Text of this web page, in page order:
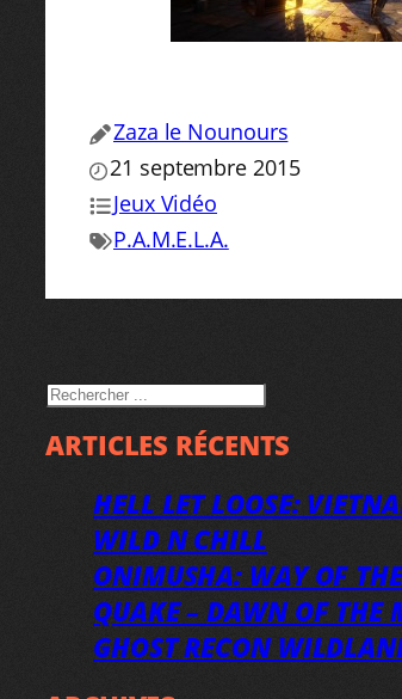
Zaza le Nounours
21 septembre 2015
Jeux Vidéo
P.A.M.E.L.A.
RECHERCHER
ARTICLES RÉCENTS
HELL LET LOOSE:
WILD N CHILL
ONIMUSHA: WAY OF
QUAKE – DAWN OF THE
GHOST RECON